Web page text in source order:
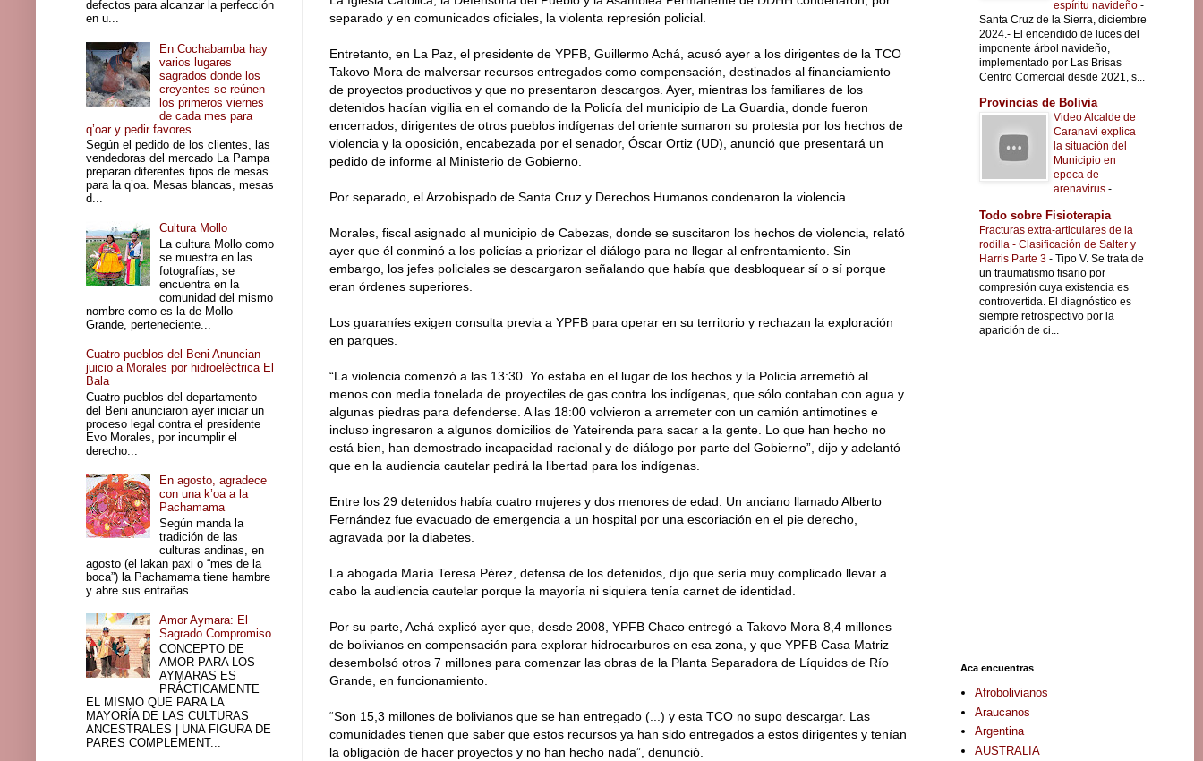
separado y en comunicados oficiales, la violenta represión policial.
Entretanto, en La Paz, el presidente de YPFB, Guillermo Achá, acusó ayer a los dirigentes de la TCO
Takovo Mora de malversar recursos entregados como compensación, destinados al financiamiento
de proyectos productivos y que no presentaron descargos. Ayer, mientras los familiares de los
detenidos hacían vigilia en el comando de la Policía del municipio de La Guardia, donde fueron
encerrados, dirigentes de otros pueblos indígenas del oriente sumaron su protesta por los hechos de
violencia y la oposición, encabezada por el senador, Óscar Ortiz (UD), anunció que presentará un
pedido de informe al Ministerio de Gobierno.
Por separado, el Arzobispado de Santa Cruz y Derechos Humanos condenaron la violencia.
Morales, fiscal asignado al municipio de Cabezas, donde se suscitaron los hechos de violencia, relató
ayer que él conminó a los policías a priorizar el diálogo para no llegar al enfrentamiento. Sin
embargo, los jefes policiales se descargaron señalando que había que desbloquear sí o sí porque
eran órdenes superiores.
Los guaraníes exigen consulta previa a YPFB para operar en su territorio y rechazan la exploración
en parques.
“La violencia comenzó a las 13:30. Yo estaba en el lugar de los hechos y la Policía arremetió al
menos con media tonelada de proyectiles de gas contra los indígenas, que sólo contaban con agua y
algunas piedras para defenderse. A las 18:00 volvieron a arremeter con un camión antimotines e
incluso ingresaron a algunos domicilios de Yateirenda para sacar a la gente. Lo que han hecho no
está bien, han demostrado incapacidad racional y de diálogo por parte del Gobierno”, dijo y adelantó
que en la audiencia cautelar pedirá la libertad para los indígenas.
Entre los 29 detenidos había cuatro mujeres y dos menores de edad. Un anciano llamado Alberto
Fernández fue evacuado de emergencia a un hospital por una escoriación en el pie derecho,
agravada por la diabetes.
La abogada María Teresa Pérez, defensa de los detenidos, dijo que sería muy complicado llevar a
cabo la audiencia cautelar porque la mayoría ni siquiera tenía carnet de identidad.
Por su parte, Achá explicó ayer que, desde 2008, YPFB Chaco entregó a Takovo Mora 8,4 millones
de bolivianos en compensación para explorar hidrocarburos en esa zona, y que YPFB Casa Matriz
desembolsó otros 7 millones para comenzar las obras de la Planta Separadora de Líquidos de Río
Grande, en funcionamiento.
“Son 15,3 millones de bolivianos que se han entregado (...) y esta TCO no supo descargar. Las
comunidades tienen que saber que estos recursos ya han sido entregados a estos dirigentes y tenían
la obligación de hacer proyectos y no han hecho nada”, denunció.
defectos para alcanzar la perfección
en u...
En Cochabamba hay
varios lugares
sagrados donde los
creyentes se reúnen
los primeros viernes
de cada mes para
q’oar y pedir favores.
Según el pedido de los clientes, las
vendedoras del mercado La Pampa
preparan diferentes tipos de mesas
para la q’oa. Mesas blancas, mesas
d...
Cultura Mollo
La cultura Mollo como
se muestra en las
fotografías, se
encuentra en la
comunidad del mismo
nombre como es la de Mollo
Grande, perteneciente...
Cuatro pueblos del Beni Anuncian
juicio a Morales por hidroeléctrica El
Bala
Cuatro pueblos del departamento
del Beni anunciaron ayer iniciar un
proceso legal contra el presidente
Evo Morales, por incumplir el
derecho...
En agosto, agradece
con una k’oa a la
Pachamama
Según manda la
tradición de las
culturas andinas, en
agosto (el lakan paxi o “mes de la
boca”) la Pachamama tiene hambre
y abre sus entrañas...
Amor Aymara: El
Sagrado Compromiso
CONCEPTO DE
AMOR PARA LOS
AYMARAS ES
PRÁCTICAMENTE
EL MISMO QUE PARA LA
MAYORÍA DE LAS CULTURAS
ANCESTRALES | UNA FIGURA DE
PARES COMPLEMENT...
espíritu navideño -
Santa Cruz de la Sierra, diciembre
2024.- El encendido de luces del
imponente árbol navideño,
implementado por Las Brisas
Centro Comercial desde 2021, s...
Provincias de Bolivia
Video Alcalde de
Caranavi explica
la situación del
Municipio en
epoca de
arenavirus -
Todo sobre Fisioterapia
Fracturas extra-articulares de la
rodilla - Clasificación de Salter y
Harris Parte 3 - Tipo V. Se trata de
un traumatismo fisario por
compresión cuya existencia es
controvertida. El diagnóstico es
siempre retrospectivo por la
aparición de ci...
Aca encuentras
Afrobolivianos
Araucanos
Argentina
AUSTRALIA